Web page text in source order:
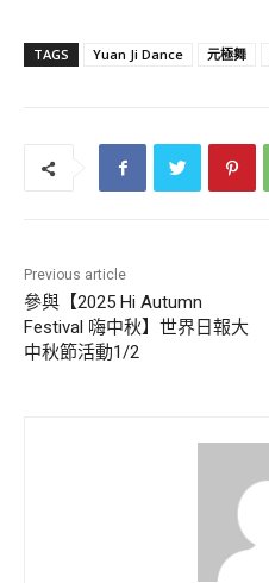
TAGS Yuan Ji Dance 元極舞
Previous article
參與【2025 Hi Autumn
Festival 嗨中秋】世界日報大
中秋節活動1/2